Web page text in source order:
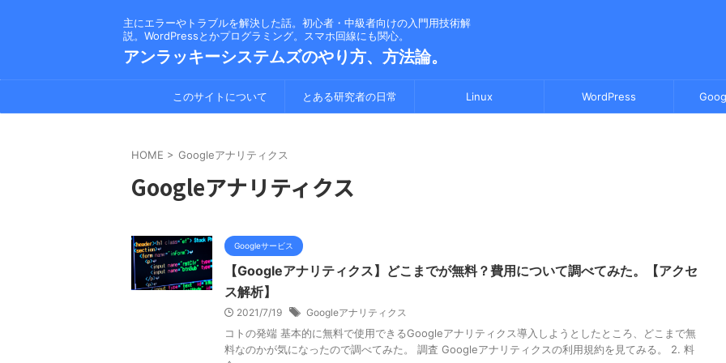
主にエラーやトラブルを解決した話。初心者・中級者向けの入門用技術解
説。WordPressとかプログラミング。スマホ回線にも関心。
アンラッキーシステムズのやり方、方法論。
このサイトについて とある研究者の日常 Linux WordPress
HOME > Googleアナリティクス
Googleアナリティクス
Googleサービス
【Googleアナリティクス】どこまでが無料？費用について調べてみた。【アクセ
ス解析】
2021/7/19 Googleアナリティクス
コトの発端 基本的に無料で使用できるGoogleアナリティクス導入しようとしたところ、どこまで無
料なのかが気になったので調べてみた。 調査 Googleアナリティクスの利用規約を見てみる。 2. 料